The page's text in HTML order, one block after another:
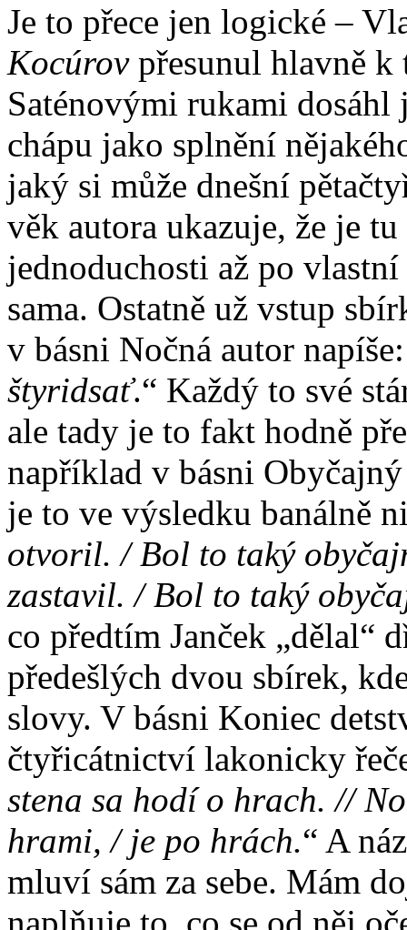
Je to přece jen logické –
Kocúrovpřesunul hlavně k
Saténovými rukami
chápu jako splnění
jaký si může dnešní
věk autora ukazuje, že je
jednoduchosti až po
sama. Ostatně už vstup
v básni Nočná autor
štyridsať.“ Každý to své
ale tady je to fakt hodně
například v básni
je to ve výsledku banálně
otvoril. / Bol to taký
zastavil. / Bol to taký
co předtím Janček „dělal“
předešlých dvou sbírek,
slovy. V básni Koniec
čtyřicátnictví lakonicky
stena sa hodí o hrach. //
hrami, / je po hrách.“ A
mluví sám za sebe. Mám
naplňuje to, co se od něj